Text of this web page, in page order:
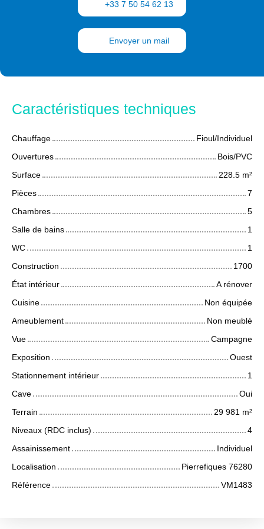
+33 7 50 54 62 13
Envoyer un mail
Caractéristiques techniques
Chauffage
Fioul/Individuel
Ouvertures
Bois/PVC
Surface
228.5 m²
Pièces
7
Chambres
5
Salle de bains
1
WC
1
Construction
1700
État intérieur
A rénover
Cuisine
Non équipée
Ameublement
Non meublé
Vue
Campagne
Exposition
Ouest
Stationnement intérieur
1
Cave
Oui
Terrain
29 981 m²
Niveaux (RDC inclus)
4
Assainissement
Individuel
Localisation
Pierrefiques 76280
Référence
VM1483